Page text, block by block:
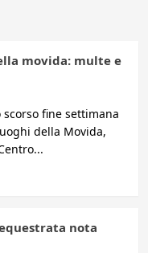
movida: multe e
fine settimana
della Movida,
nota